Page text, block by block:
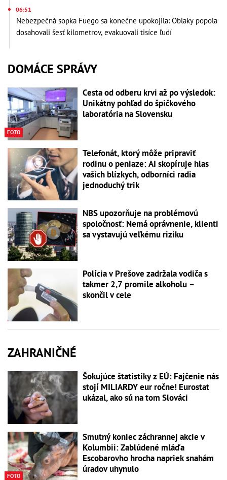
06:51
Nebezpečná sopka Fuego sa konečne upokojila: Oblaky popola
dosahovali šesť kilometrov, evakuovali tisíce ľudí
DOMÁCE SPRÁVY
FOTO
Cesta od odberu krvi až po výsledok:
Unikátny pohľad do špičkového
laboratória na Slovensku
Telefonát, ktorý môže pripraviť
rodinu o peniaze: AI skopíruje hlas
vašich blízkych, odborníci radia
jednoduchý trik
NBS upozorňuje na problémovú
spoločnosť: Nemá oprávnenie, klienti
sa vystavujú veľkému riziku
Polícia v Prešove zadržala vodiča s
takmer 2,7 promile alkoholu –
skončil v cele
ZAHRANIČNÉ
Šokujúce štatistiky z EÚ: Fajčenie nás
stojí MILIARDY eur ročne! Eurostat
ukázal, ako sú na tom Slováci
FOTO
Smutný koniec záchrannej akcie v
Kolumbii: Zablúdené mláďa
Escobarovho hrocha napriek snahám
úradov uhynulo